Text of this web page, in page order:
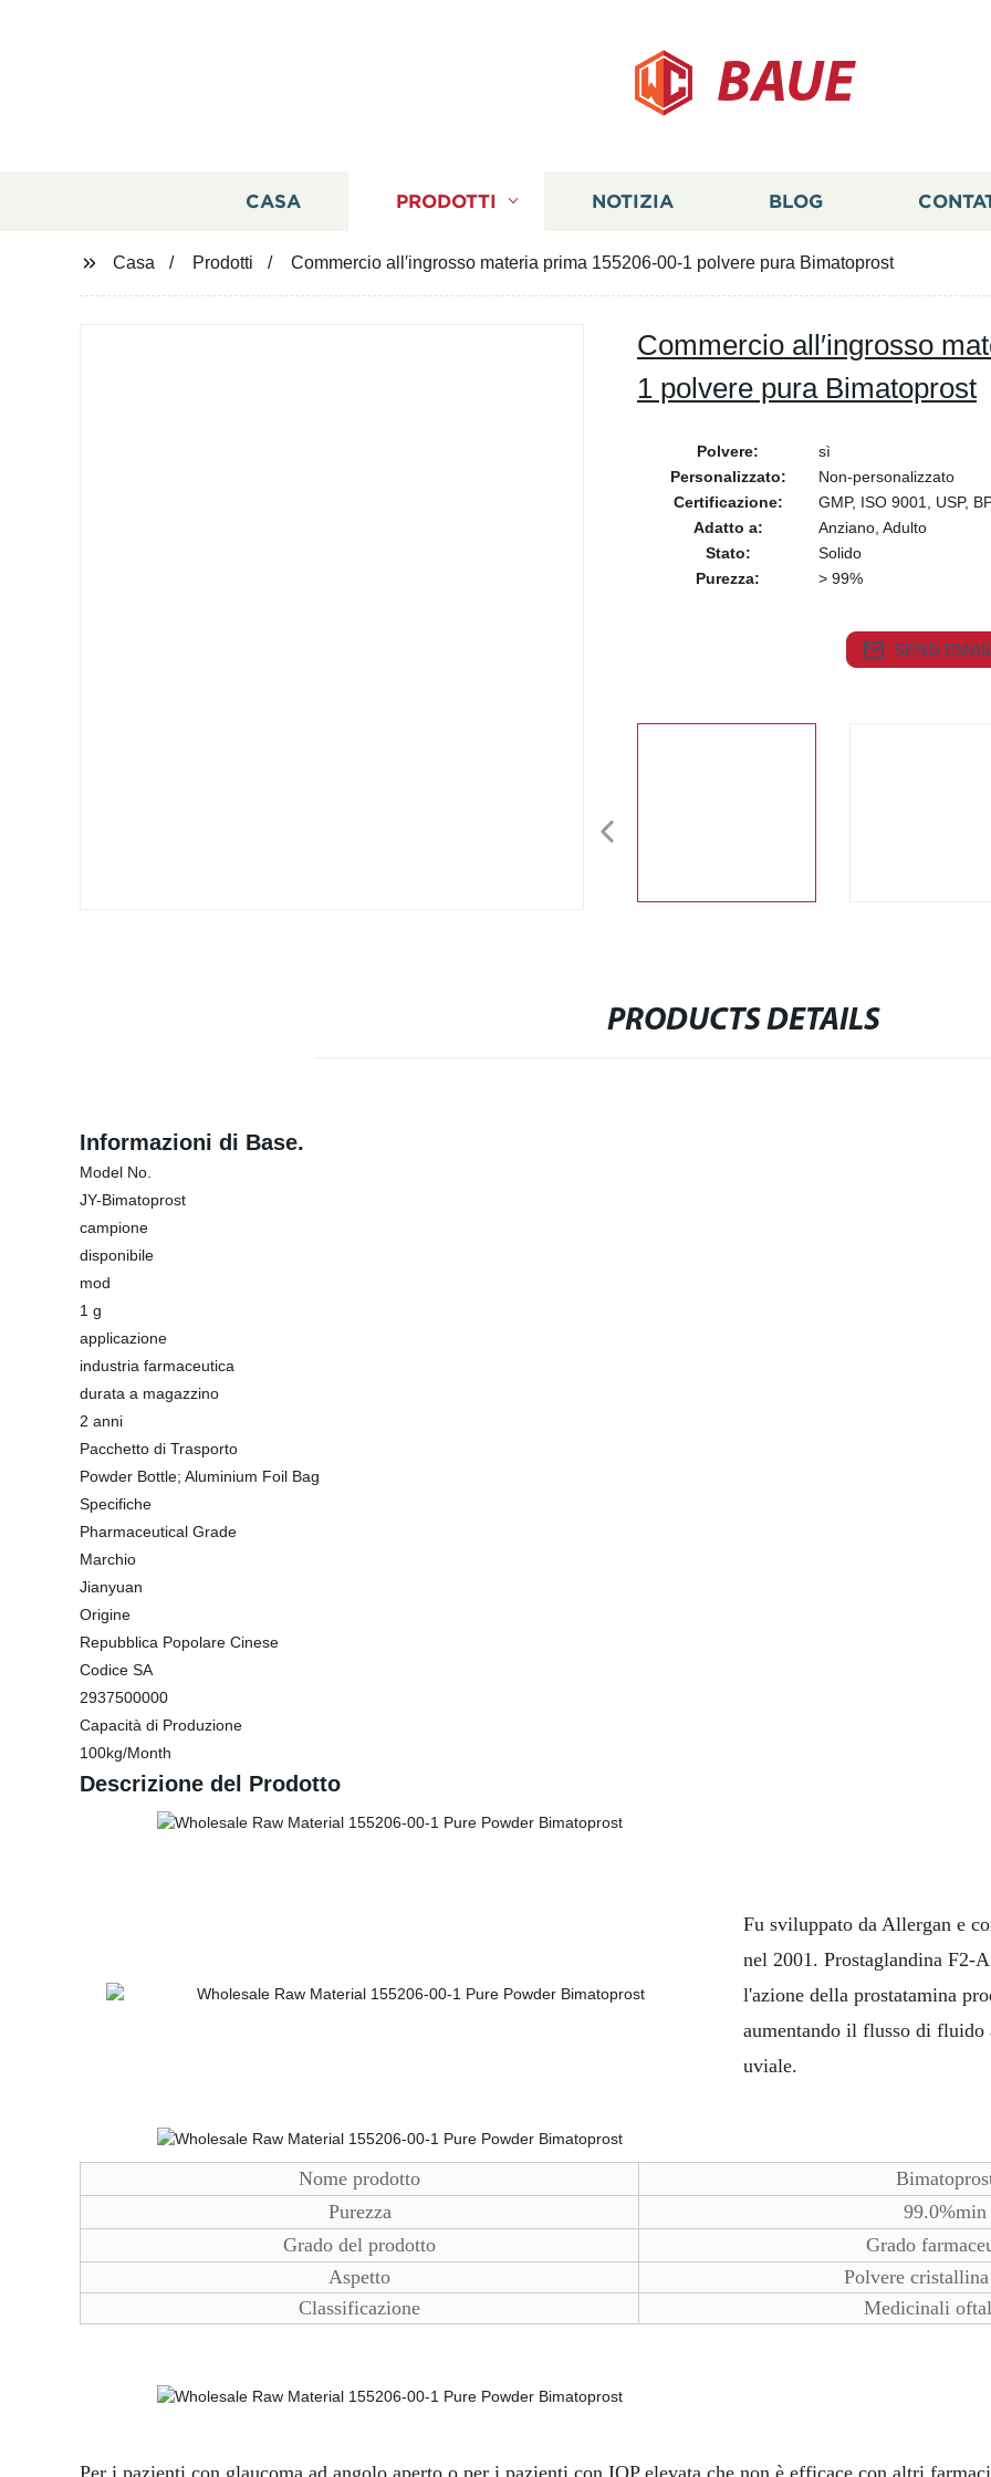
BAUE
CASA PRODOTTI NOTIZIA BLOG
Casa Prodotti Commercio all′ingrosso materia prima 155206-00-1 polvere pura Bimatoprost
Commercio all′ingrosso
1 polvere pura Bimatoprost
Polvere:
sì
Personalizzato:
Non-personalizzato
Certificazione:
GMP, ISO 9001, USP,
Adatto a:
Anziano, Adulto
Stato:
Solido
Purezza:
> 99%
SEND
PRODUCTS DETAILS
Informazioni di Base.
Model No.
JY-Bimatoprost
campione
disponibile
mod
1 g
applicazione
industria farmaceutica
durata a magazzino
2 anni
Pacchetto di Trasporto
Powder Bottle; Aluminium Foil Bag
Specifiche
Pharmaceutical Grade
Marchio
Jianyuan
Origine
Repubblica Popolare Cinese
Codice SA
2937500000
Capacità di Produzione
100kg/Month
Descrizione del Prodotto
Fu sviluppato da Allergan e
nel 2001. Prostaglandina F2-
l'azione della prostatamina
aumentando il flusso di fluido
uviale.
Nome prodotto
Purezza
99.0%min
Grado del prodotto
Grado
Aspetto
Polvere
Classificazione
Medicinali
Per i pazienti con glaucoma ad angolo aperto o per i pazienti con IOP elevata che non è efficace con altri